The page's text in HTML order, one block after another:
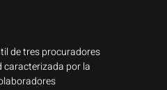
de tres procuradores
por la